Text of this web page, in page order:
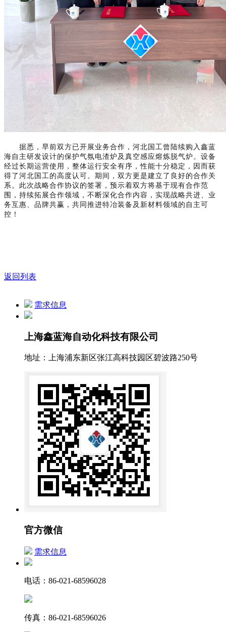
据悉，早前双方已开展业务合作，河北国工曾陆续购入鑫蓝
海自主研发设计的保护气氛电渣炉及真空感应熔炼脱气炉。设备
经过长期运营使用，整体运行安全有序，性能十分稳定，因而获
得了河北国工的高度认可。期间，双方更是建立了良好的合作关
系。此次战略合作协议的签署，预示着双方将基于现有合作范
围，持续拓展合作领域，不断深化合作内容，实现战略共进、业
务互惠、品牌共赢，共同推进特冶装备及新材料领域的自主可
控！
返回列表
需求信息
上海鑫蓝海自动化科技有限公司
地址：上海浦东新区张江高科技园区碧波路250号
官方微信
需求信息
电话：86-021-68596028
传真：86-021-68596026